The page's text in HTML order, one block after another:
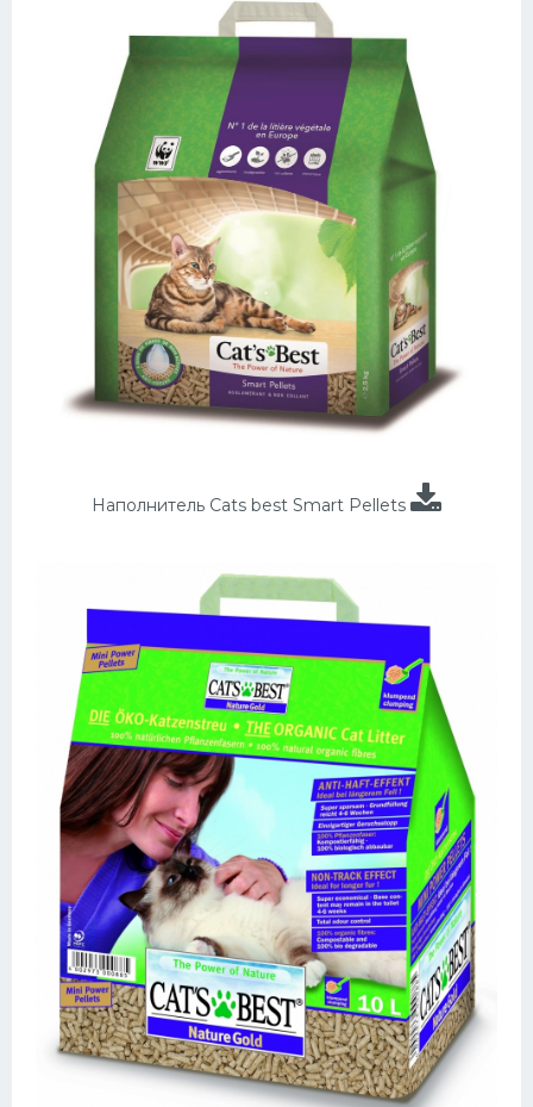
Наполнитель Cats best Smart Pellets